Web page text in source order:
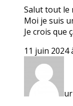
Salut tout le
Moi je suis
Je crois que
11 juin 2024